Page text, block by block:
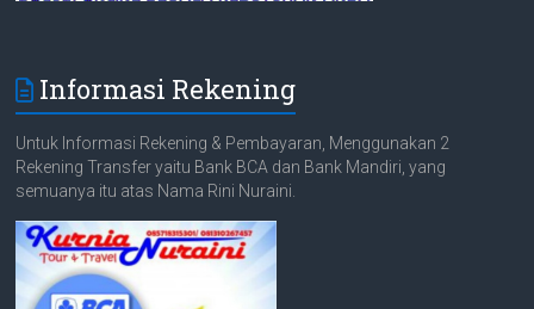
Informasi Rekening
Untuk Informasi Rekening & Pembayaran, Menggunakan 2
Rekening Transfer yaitu Bank BCA dan Bank Mandiri, yang
semuanya itu atas Nama Rini Nuraini.